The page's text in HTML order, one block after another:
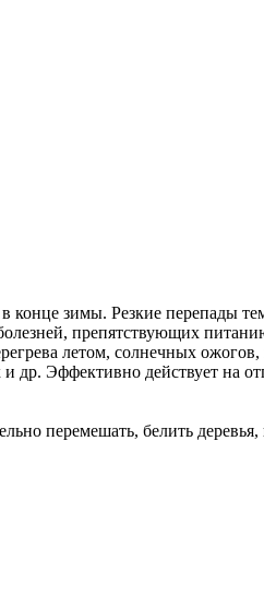
конце зимы. Резкие перепады
препятствующих
летом, солнечных
Эффективно действует на
перемешать, белить